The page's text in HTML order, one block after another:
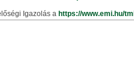
Igazolás a https://www.emi.hu/